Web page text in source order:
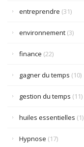
entreprendre (31)
environnement (3)
finance (22)
gagner du temps (10)
gestion du temps (11)
huiles essentielles (1)
Hypnose (17)